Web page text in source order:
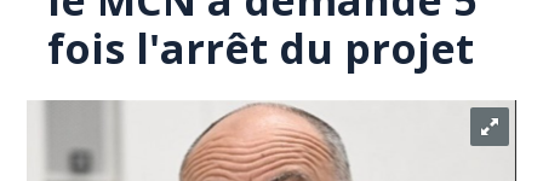
fois l'arrêt du projet